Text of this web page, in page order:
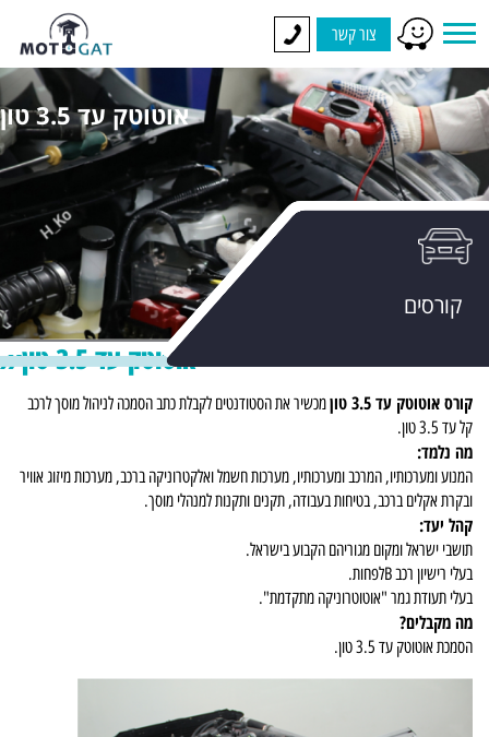
צור קשר
אוטוטק עד 3.5 טון
קורסים
אוטוטק עד 3.5 טון
קורס אוטוטק עד 3.5 טון
מכשיר את הסטודנטים לקבלת כתב הסמכה לניהול מוסך לרכב
קל עד 3.5 טון.
מה נלמד:
המנוע ומערכותיו, המרכב ומערכותיו, מערכות חשמל ואלקטרוניקה ברכב, מערכות מיזוג אוויר
ובקרת אקלים ברכב, בטיחות בעבודה, תקנים ותקנות למנהלי מוסך.
קהל יעד:
תושבי ישראל ומקום מגוריהם הקבוע בישראל.
בעלי רישיון רכב Bלפחות.
בעלי תעודת גמר "אוטוטרוניקה מתקדמת".
מה מקבלים?
הסמכת אוטוטק עד 3.5 טון.